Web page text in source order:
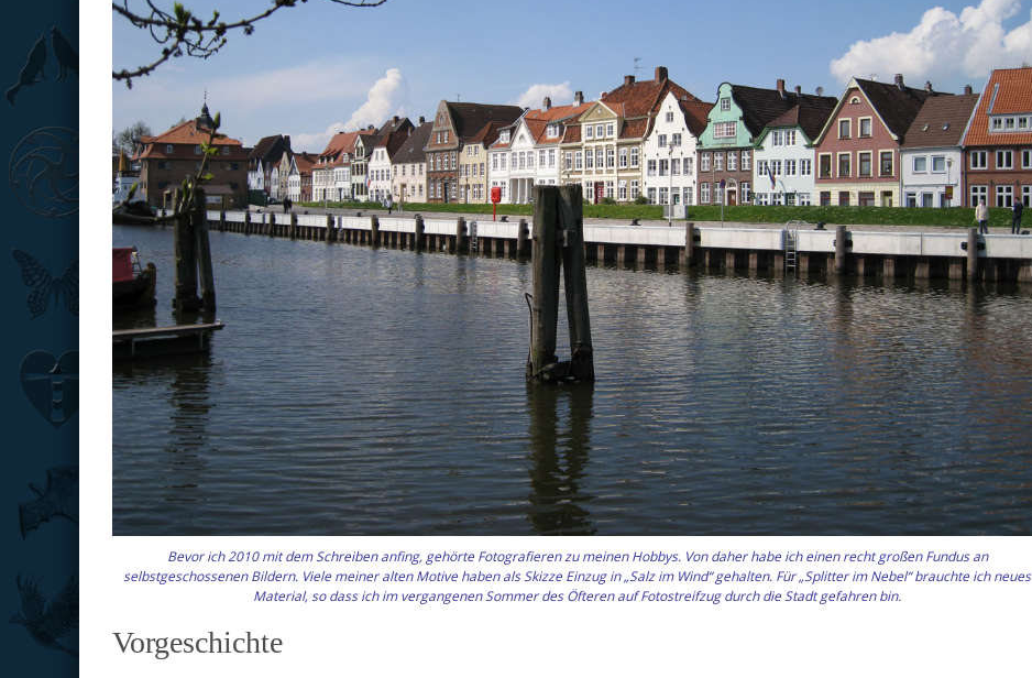
Bevor ich 2010 mit dem Schreiben anfing, gehörte Fotografieren zu meinen Hobbys. Von daher habe ich einen recht großen Fundus an
selbstgeschossenen Bildern. Viele meiner alten Motive haben als Skizze Einzug in „Salz im Wind“ gehalten. Für „Splitter im Nebel“ brauchte ich neues
Material, so dass ich im vergangenen Sommer des Öfteren auf Fotostreifzug durch die Stadt gefahren bin.
Vorgeschichte